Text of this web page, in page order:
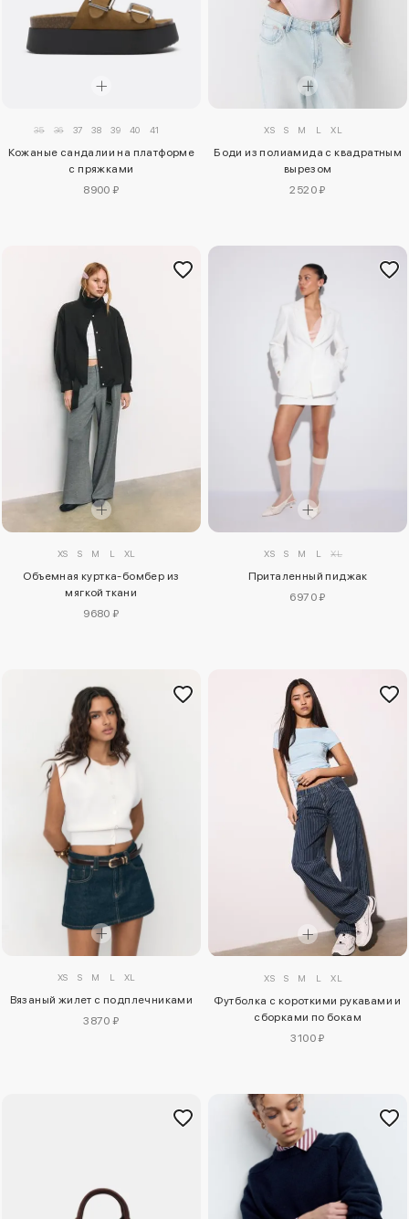
35 36 37 38 39 40 41
Кожаные сандалии на платформе
с пряжками
8900 ₽
XS S M L XL
Боди из полиамида с квадратным
вырезом
2520 ₽
XS S M L XL
Объемная куртка-бомбер из
мягкой ткани
9680 ₽
XS S M L XL
Приталенный пиджак
6970 ₽
XS S M L XL
Вязаный жилет с подплечниками
3870 ₽
XS S M L XL
Футболка с короткими рукавами и
сборками по бокам
3100 ₽